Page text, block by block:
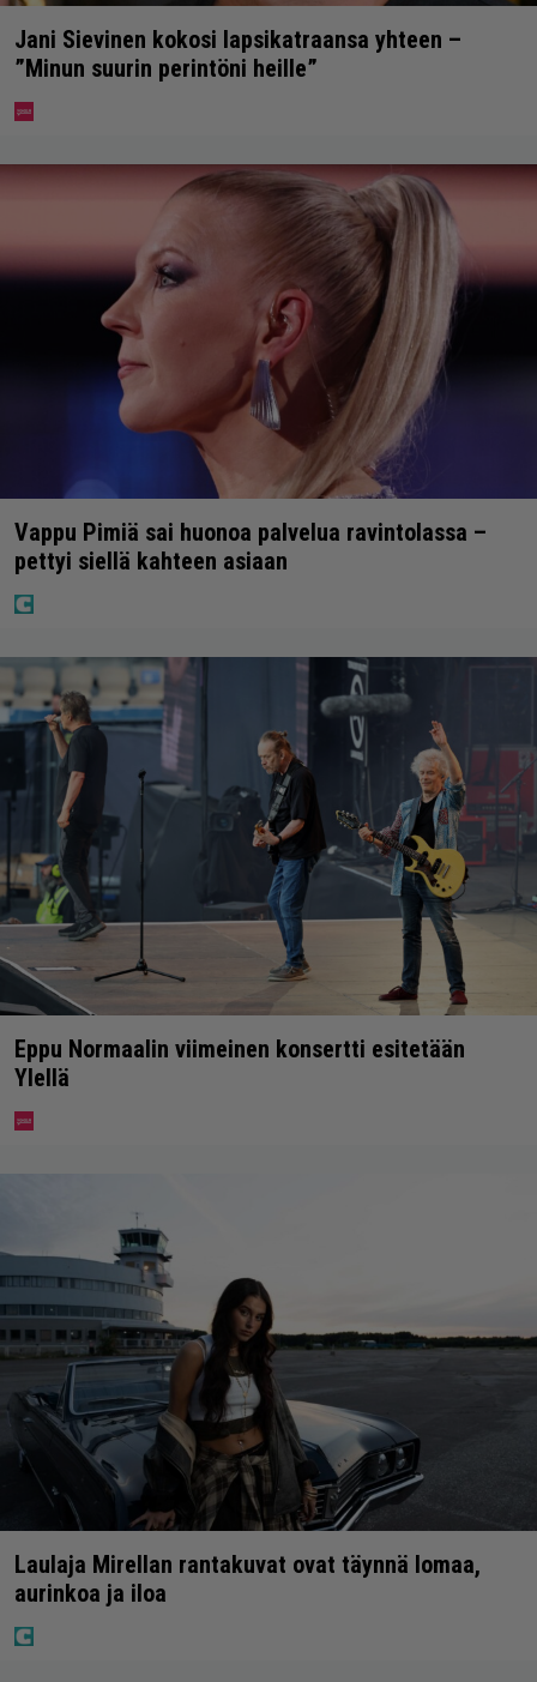
Jani Sievinen kokosi lapsikatraansa yhteen –
”Minun suurin perintöni heille”
Vappu Pimiä sai huonoa palvelua ravintolassa –
pettyi siellä kahteen asiaan
Eppu Normaalin viimeinen konsertti esitetään
Ylellä
Laulaja Mirellan rantakuvat ovat täynnä lomaa,
aurinkoa ja iloa